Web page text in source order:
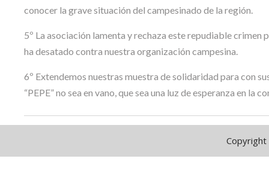
conocer la grave situación del campesinado de la región.
5º La asociación lamenta y rechaza este repudiable
ha desatado contra nuestra organización campesina.
6º Extendemos nuestras muestra de solidaridad para con
“PEPE” no sea en vano, que sea una luz de esperanza en la
Copyright